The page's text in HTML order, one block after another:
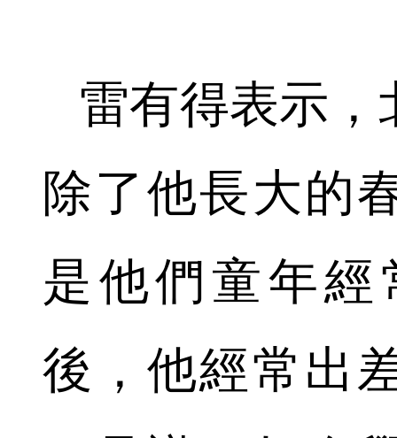
雷有得表示，
除了他長大的
是他們童年
後，他經常出